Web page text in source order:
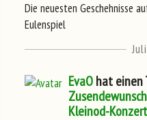
Die neuesten Geschehnisse
Eulenspiel
EvaOhat einen
Kleinod-